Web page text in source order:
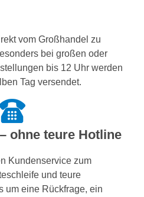
vom Großhandel zu
bei großen oder
bis 12 Uhr werden
Tag versendet.
ohne teure Hotline
Kundenservice zum
und teure
um eine Rückfrage, ein